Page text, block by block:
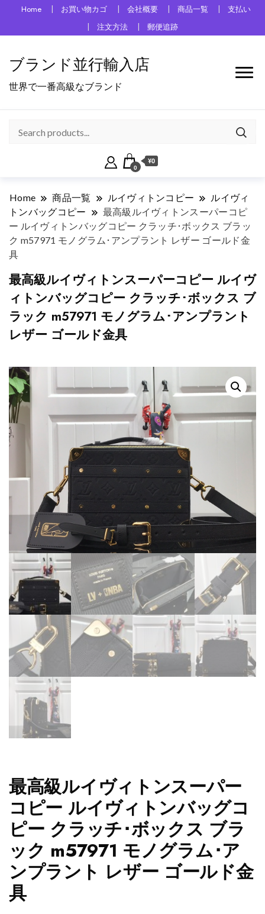
Home お買い物カゴ 会社概要 商品一覧
支払い
注文方法
郵便追跡
ブランド並行輸入店
世界で一番高級なブランド
0
¥0
Home 商品一覧 ルイヴィトンコピー
ルイヴィ
トンバッグコピー
最高級ルイヴィトンスーパーコピ
ー ルイヴィトンバッグコピー クラッチ･ボックス ブラッ
ク m57971 モノグラム･アンプラント レザー ゴールド金
具
最高級ルイヴィトンスーパーコピー ルイヴ
ィトンバッグコピー クラッチ･ボックス ブ
ラック m57971 モノグラム･アンプラント
レザー ゴールド金具
最高級ルイヴィトンスーパー
コピー ルイヴィトンバッグコ
ピー クラッチ･ボックス ブラ
ック m57971 モノグラム･ア
ンプラント レザー ゴールド金
具